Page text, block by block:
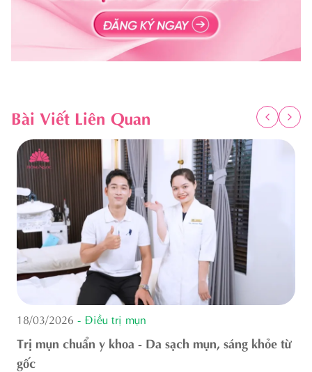
Bài Viết Liên Quan
18/03/2026 - Điều trị mụn
Trị mụn chuẩn y khoa - Da sạch mụn, sáng khỏe từ
gốc